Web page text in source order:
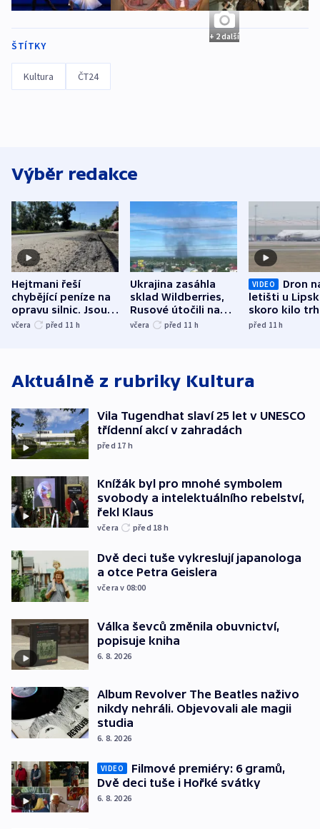
+ 2 další
ŠTÍTKY
Kultura ČT24
Výběr redakce
Hejtmani řeší
chybějící peníze na
opravu silnic. Jsou
nenárokové, namítá
včera před 11 h
Ukrajina zasáhla
sklad Wildberries,
Rusové útočili na
trh, hasiče či
včera před 11 h
VIDEO
Dron
letišti u
skoro kilo
indicie
před 11h
Aktuálně z rubriky Kultura
Vila Tugendhat slaví 25 let v UNESCO
třídenní akcí v zahradách
před 17 h
Knížák byl pro mnohé symbolem
svobody a intelektuálního rebelství,
řekl Klaus
včera před 18 h
Dvě deci tuše vykreslují japanologa
a otce Petra Geislera
včera v 08:00
Válka ševců změnila obuvnictví,
popisuje kniha
6. 8. 2026
Album Revolver The Beatles naživo
nikdy nehráli. Objevovali ale magii
studia
6. 8. 2026
VIDEO
Filmové premiéry: 6 gramů,
Dvě deci tuše i Hořké svátky
6. 8. 2026